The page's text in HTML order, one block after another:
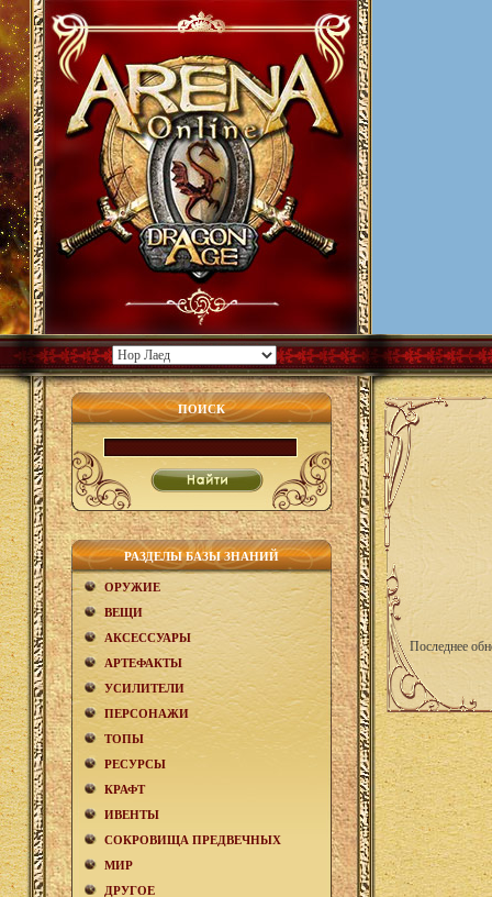
ПОИСК
РАЗДЕЛЫ БАЗЫ ЗНАНИЙ
ОРУЖИЕ
ВЕЩИ
АКCЕСCУАРЫ
АРТЕФАКТЫ
УСИЛИТЕЛИ
ПЕРСОНАЖИ
ТОПЫ
РЕСУРСЫ
КРАФТ
ИВЕНТЫ
СОКРОВИЩА ПРЕДВЕЧНЫХ
МИР
ДРУГОЕ
Последнее